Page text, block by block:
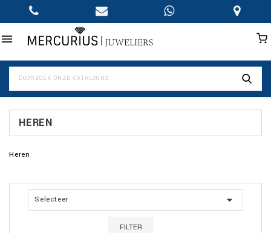

HEREN
Heren
Selecteer 
FILTER